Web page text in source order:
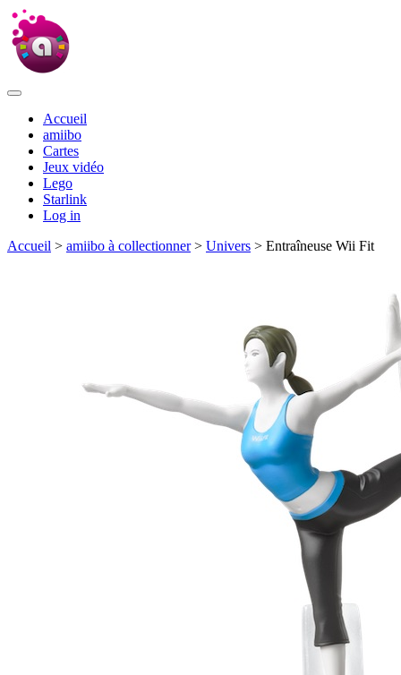
Accueil
amiibo
Cartes
Jeux vidéo
Lego
Starlink
Log in
Accueil > amiibo à collectionner> Univers > Entraîneuse Wii Fit